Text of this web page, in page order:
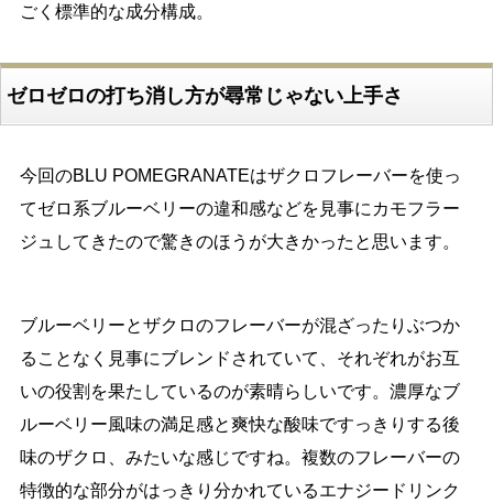
ごく標準的な成分構成。
ゼロゼロの打ち消し方が尋常じゃない上手さ
今回のBLU POMEGRANATEはザクロフレーバーを使っ
てゼロ系ブルーベリーの違和感などを見事にカモフラー
ジュしてきたので驚きのほうが大きかったと思います。
ブルーベリーとザクロのフレーバーが混ざったりぶつか
ることなく見事にブレンドされていて、それぞれがお互
いの役割を果たしているのが素晴らしいです。濃厚なブ
ルーベリー風味の満足感と爽快な酸味ですっきりする後
味のザクロ、みたいな感じですね。複数のフレーバーの
特徴的な部分がはっきり分かれているエナジードリンク